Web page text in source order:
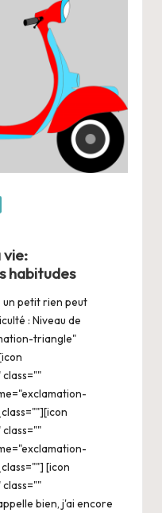
vie:
habitudes
un petit rien peut
: Niveau de
triangle"
[icon
bien, j'ai encore